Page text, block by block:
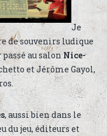
Je
de souvenirs ludique
passé au salonNice-
et Jérôme Gayol,
, aussi bien dans le
jeu, éditeurs et